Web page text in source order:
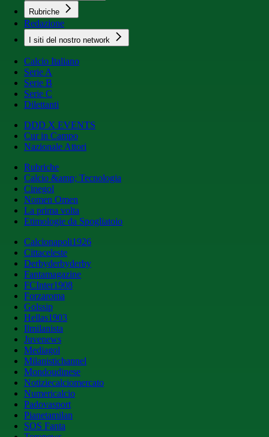
Rubriche
Redazione
I siti del nostro network
Calcio Italiano
Serie A
Serie B
Serie C
Dilettanti
DDD X EVENTS
Cur in Campo
Nazionale Attori
Rubriche
Calcio &amp; Tecnologia
Cinegol
Nomen Omen
La prima volta
Etimologie da Spogliatoio
Calcionapoli1926
Cittaceleste
Derbyderbyderby
Fantamagazine
FCInter1908
Forzaroma
Golssip
Hellas1903
Ilmilanista
Juvenews
Mediagol
Milanistichannel
Mondoudinese
Notiziecalciomercato
Numericalcio
Padovasport
Pianetamilan
SOS Fanta